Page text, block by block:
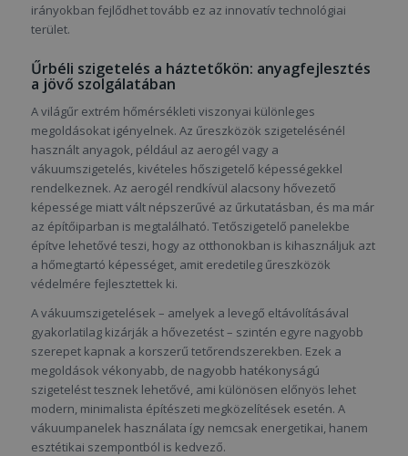
irányokban fejlődhet tovább ez az innovatív technológiai
terület.
Űrbéli szigetelés a háztetőkön: anyagfejlesztés
a jövő szolgálatában
A világűr extrém hőmérsékleti viszonyai különleges
megoldásokat igényelnek. Az űreszközök szigetelésénél
használt anyagok, például az aerogél vagy a
vákuumszigetelés, kivételes hőszigetelő képességekkel
rendelkeznek. Az aerogél rendkívül alacsony hővezető
képessége miatt vált népszerűvé az űrkutatásban, és ma már
az építőiparban is megtalálható. Tetőszigetelő panelekbe
építve lehetővé teszi, hogy az otthonokban is kihasználjuk azt
a hőmegtartó képességet, amit eredetileg űreszközök
védelmére fejlesztettek ki.
A vákuumszigetelések – amelyek a levegő eltávolításával
gyakorlatilag kizárják a hővezetést – szintén egyre nagyobb
szerepet kapnak a korszerű tetőrendszerekben. Ezek a
megoldások vékonyabb, de nagyobb hatékonyságú
szigetelést tesznek lehetővé, ami különösen előnyös lehet
modern, minimalista építészeti megközelítések esetén. A
vákuumpanelek használata így nemcsak energetikai, hanem
esztétikai szempontból is kedvező.